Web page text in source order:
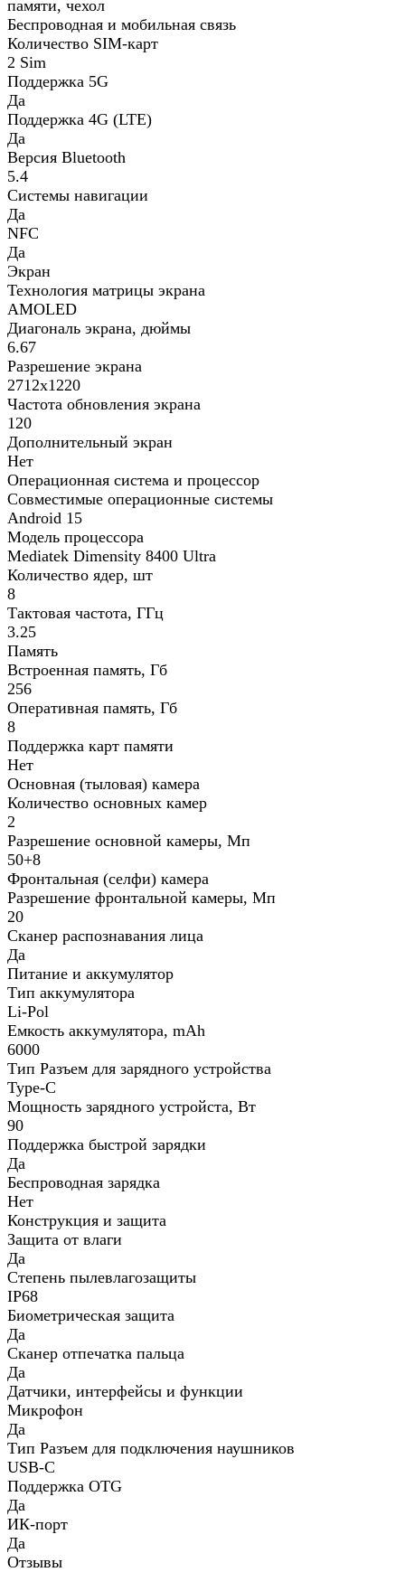
памяти, чехол
Беспроводная и мобильная связь
Количество SIM-карт
2 Sim
Поддержка 5G
Да
Поддержка 4G (LTE)
Да
Версия Bluetooth
5.4
Системы навигации
Да
NFC
Да
Экран
Технология матрицы экрана
AMOLED
Диагональ экрана, дюймы
6.67
Разрешение экрана
2712х1220
Частота обновления экрана
120
Дополнительный экран
Нет
Операционная система и процессор
Совместимые операционные системы
Android 15
Модель процессора
Mediatek Dimensity 8400 Ultra
Количество ядер, шт
8
Тактовая частота, ГГц
3.25
Память
Встроенная память, Гб
256
Оперативная память, Гб
8
Поддержка карт памяти
Нет
Основная (тыловая) камера
Количество основных камер
2
Разрешение основной камеры, Мп
50+8
Фронтальная (селфи) камера
Разрешение фронтальной камеры, Мп
20
Сканер распознавания лица
Да
Питание и аккумулятор
Тип аккумулятора
Li-Pol
Емкость аккумулятора, mAh
6000
Тип Разъем для зарядного устройства
Type-C
Мощность зарядного устройста, Вт
90
Поддержка быстрой зарядки
Да
Беспроводная зарядка
Нет
Конструкция и защита
Защита от влаги
Да
Степень пылевлагозащиты
IP68
Биометрическая защита
Да
Сканер отпечатка пальца
Да
Датчики, интерфейсы и функции
Микрофон
Да
Тип Разъем для подключения наушников
USB-C
Поддержка OTG
Да
ИК-порт
Да
Отзывы